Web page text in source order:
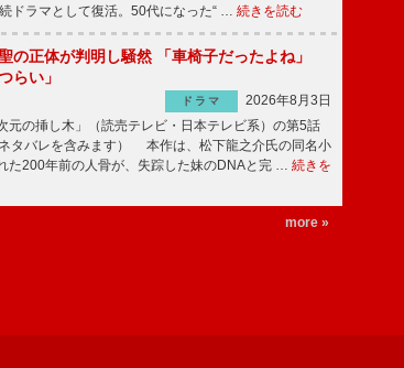
ドラマとして復活。50代になった“ … 続きを読む
の正体が判明し騒然 「車椅子だったよね」
らい」
ドラマ
2026年8月3日
の挿し木」（読売テレビ・日本テレビ系）の第5話
タバレを含みます） 本作は、松下龍之介氏の同名小
た200年前の人骨が、失踪した妹のDNAと完 … 続きを
more »